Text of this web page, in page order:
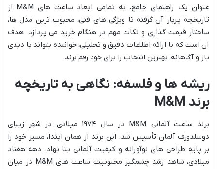
عنوان یک راهنمای جامع، به تمامی ابعاد ساعت های M&M از
تاریخچه پربار آن گرفته تا ویژگی های فنی، محبوب ترین مدل ها،
ساختار قیمت گذاری و نکات مهم در هنگام خرید می پردازد. هدف
آن است که با ارائه اطلاعات دقیق و تحلیلی، خواننده بتواند با دیدی
باز و آگاهانه، بهترین انتخاب را برای خود رقم بزند.
ریشه ها و فلسفه: نگاهی به تاریخچه
برند M&M
برند ساعت آلمانی M&M در سال ۱۹۷۴ میلادی در شهر زیبای
دوسلدورف آلمان تأسیس شد. این برند از همان ابتدا، مسیر خود را
بر پایه طراحی های نوآورانه و کیفیت آلمانی بنا نهاد. دهه هفتاد
میلادی، شاهد رشد چشمگیر محبوبیت ساعت های M&M در میان